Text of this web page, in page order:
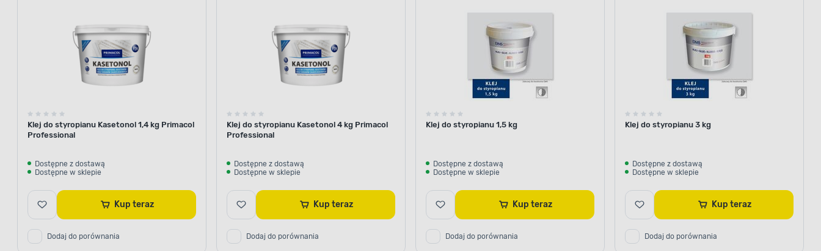
Klej do styropianu Kasetonol 1,4 kg Primacol
Professional
Dostępne z dostawą
Dostępne w sklepie
Kup teraz
Dodaj do porównania
Klej do styropianu Kasetonol 4 kg Primacol
Professional
Dostępne z dostawą
Dostępne w sklepie
Kup teraz
Dodaj do porównania
Klej do styropianu 1,5 kg
Dostępne z dostawą
Dostępne w sklepie
Kup teraz
Dodaj do porównania
Klej do styropianu 3 kg
Dostępne z dostawą
Dostępne w sklepie
Kup teraz
Dodaj do porównania